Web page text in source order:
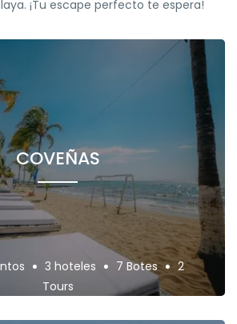
¡Tu escape perfecto te espera!
COVEÑAS
3 hoteles 7 Botes
2
Tours